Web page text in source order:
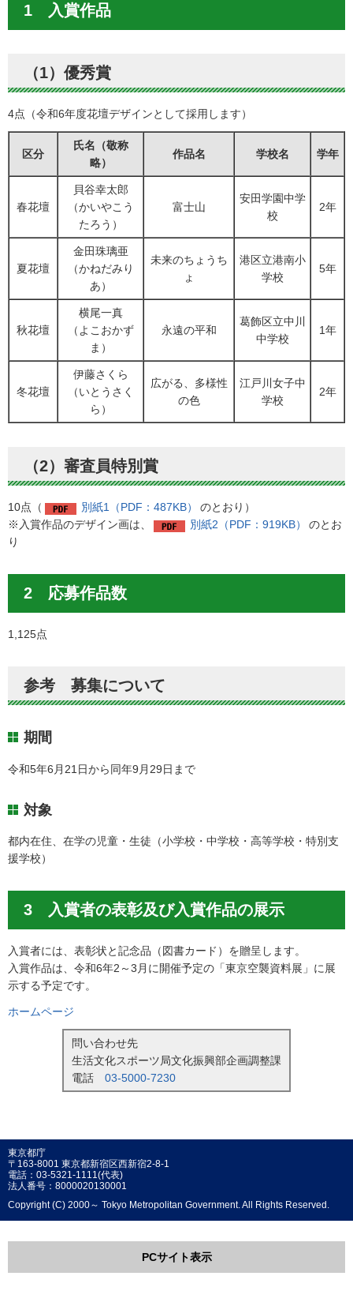
1 入賞作品
（1）優秀賞
4点（令和6年度花壇デザインとして採用します）
区分
氏名（敬称
略）
作品名 学校名 学年
春花壇
貝谷幸太郎
（かいやこう
たろう）
富士山
安田学園中学
校
2年
夏花壇
金田珠璃亜
（かねだみり
あ）
未来のちょうち
ょ
港区立港南小
学校
5年
秋花壇
横尾一真
（よこおかず
ま）
永遠の平和
葛飾区立中川
中学校
1年
冬花壇
伊藤さくら
（いとうさく
ら）
広がる、多様性
の色
江戸川女子中
学校
2年
（2）審査員特別賞
10点（ 別紙1（PDF：487KB）
のとおり）
※入賞作品のデザイン画は、
別紙2（PDF：919KB）
のとお
り
2 応募作品数
1,125点
参考 募集について
期間
令和5年6月21日から同年9月29日まで
対象
都内在住、在学の児童・生徒（小学校・中学校・高等学校・特別支
援学校）
3 入賞者の表彰及び入賞作品の展示
入賞者には、表彰状と記念品（図書カード）を贈呈します。
入賞作品は、令和6年2～3月に開催予定の「東京空襲資料展」に展
示する予定です。
ホームページ
問い合わせ先
生活文化スポーツ局文化振興部企画調整課
電話 03-5000-7230
東京都庁
〒163-8001 東京都新宿区西新宿2-8-1
電話：03-5321-1111(代表)
法人番号：8000020130001
Copyright (C) 2000～ Tokyo Metropolitan Government. All Rights Reserved.
PCサイト表示